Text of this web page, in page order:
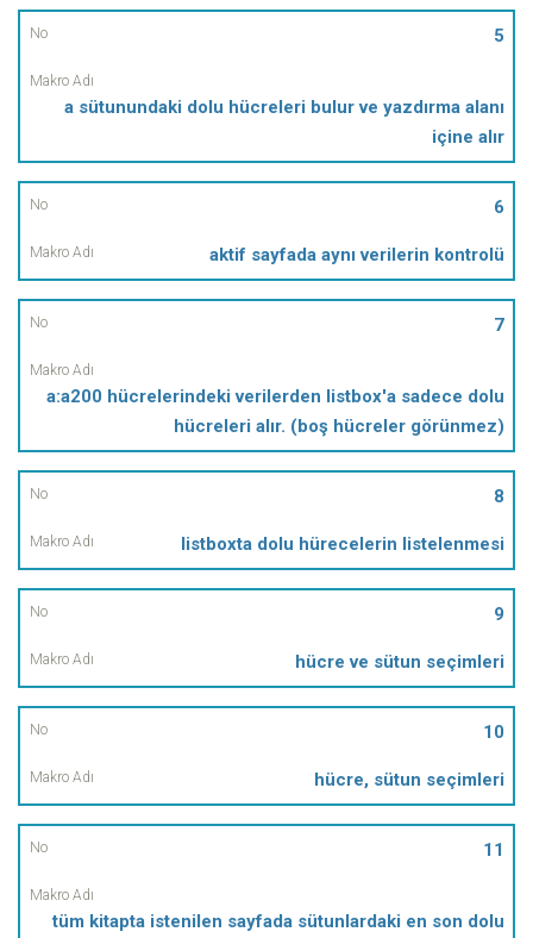
5
a sütunundaki dolu hücreleri bulur ve yazdırma alanı
içine alır
6
aktif sayfada aynı verilerin kontrolü
7
a:a200 hücrelerindeki verilerden listbox'a sadece dolu
hücreleri alır. (boş hücreler görünmez)
8
listboxta dolu hürecelerin listelenmesi
9
hücre ve sütun seçimleri
10
hücre, sütun seçimleri
11
tüm kitapta istenilen sayfada sütunlardaki en son dolu